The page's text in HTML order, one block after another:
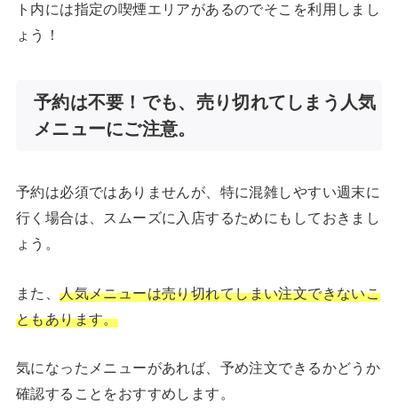
ト内には指定の喫煙エリアがあるのでそこを利用しまし
ょう！
予約は不要！でも、売り切れてしまう人気
メニューにご注意。
予約は必須ではありませんが、特に混雑しやすい週末に
行く場合は、スムーズに入店するためにもしておきまし
ょう。
また、人気メニューは売り切れてしまい注文できないこ
ともあります。
気になったメニューがあれば、予め注文できるかどうか
確認することをおすすめします。